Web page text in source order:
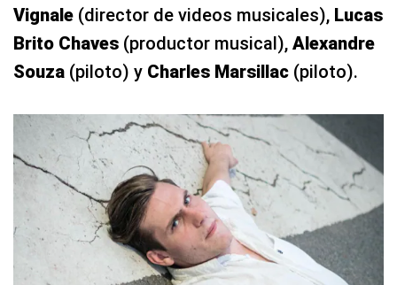
Vignale (director de videos musicales), Lucas
Brito Chaves (productor musical), Alexandre
Souza (piloto) y Charles Marsillac (piloto).